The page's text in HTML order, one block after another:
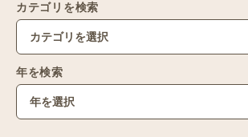
カテゴリを検索
年を検索